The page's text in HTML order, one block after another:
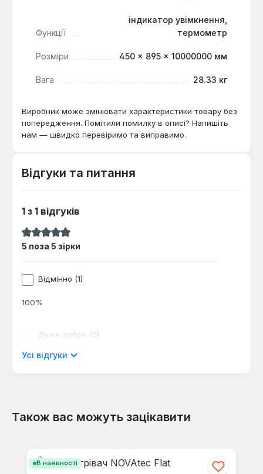
Функції
індикатор увімкнення,
термометр
Розміри 450 × 895 × 10000000 мм
Вага 28.33 кг
Виробник може змінювати характеристики товару без
попередження. Помітили помилку в описі? Напишіть
нам — швидко перевіримо та виправимо.
Відгуки та питання
1 з 1 відгуків
Середня оцінка 5 з 5 зірок
5 поза 5 зірки
Відмінно (1)
100%
Дуже добре (0)
0%
0%
0%
Усі відгуки
Також вас можуть зацікавити
В наявності